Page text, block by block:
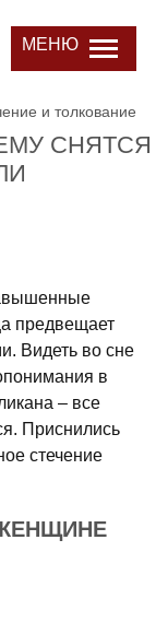
МЕНЮ
и толкование
СНЯТСЯ
предвещает
Видеть во сне
в
– все
Приснились
стечение